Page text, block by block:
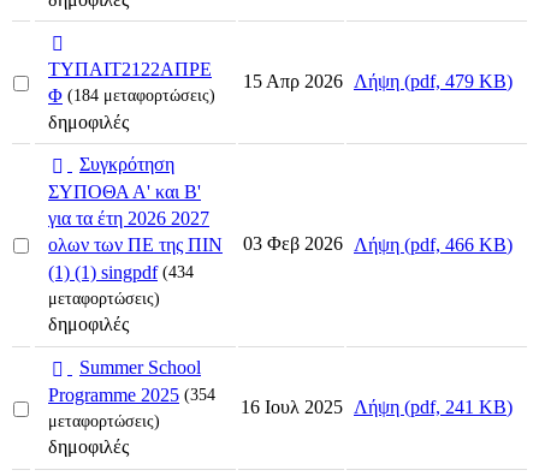
Select
d
f
ΤΥΠΑΙΤ2122ΑΠΡΕ
Φ (184 μεταφορτώσεις)
δημοφιλές
15 Απρ 2026 Λήψη (pdf, 479 KB)
Select
p
d
Συγκρότηση
ΣΥΠΟΘΑ Α' και Β'
για τα έτη 2026 2027
ολων των ΠΕ της ΠΙΝ
(1) (1) singpdf (434
μεταφορτώσεις)
δημοφιλές
03 Φεβ 2026 Λήψη (pdf, 466 KB)
Select
d
f
Summer School
Programme 2025 (354
μεταφορτώσεις)
δημοφιλές
16 Ιουλ 2025 Λήψη (pdf, 241 KB)